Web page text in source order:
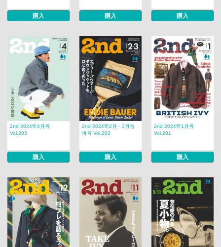
購入 購入 購入
2nd 2024年4月号
Vol.203
購入
2nd 2024年2月・3月合
併号 Vol.202
購入
2nd 2024年1月号
Vol.201
購入